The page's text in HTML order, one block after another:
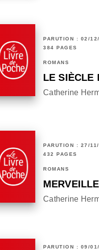
PARUTION : 02/
384 PAGES
ROMANS
LE SIÈCLE
Catherine
PARUTION : 27/
432 PAGES
ROMANS
Catherine
PARUTION : 09/